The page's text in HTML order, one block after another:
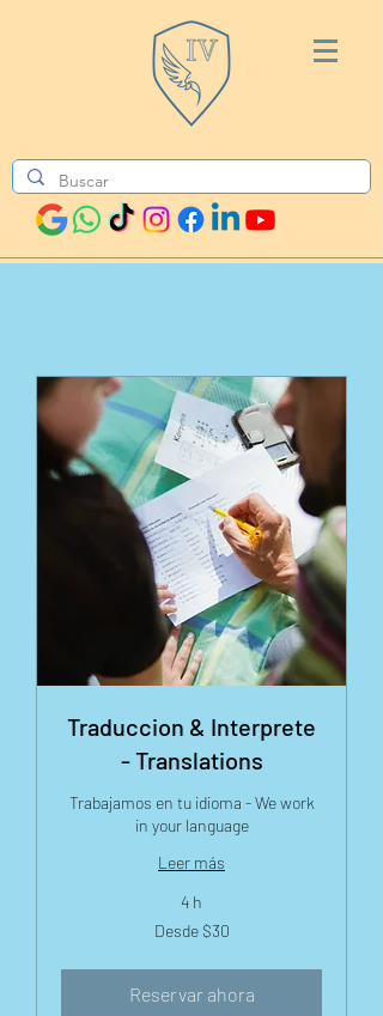
Traduccion & Interprete
- Translations
Trabajamos en tu idioma - We work
in your language
Leer más
4 h
Desde $30
Reservar ahora